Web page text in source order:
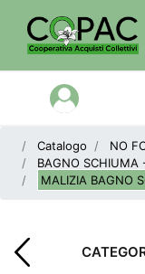
Open
Catalogo NO
BAGNO SCHIUMA
MALIZIA BAGNO